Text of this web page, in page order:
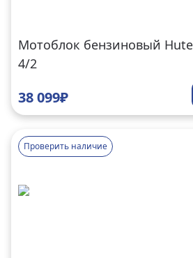
Мотоблок бензиновый
4/2
38 099₽
Проверить наличие